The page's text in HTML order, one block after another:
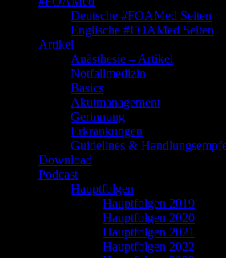
Deutsche #FOAMed Seiten
Englische #FOAMed Seiten
Artikel
Anästhesie – Artikel
Notfallmedizin
Basics
Akutmanagement
Gerinnung
Erkrankungen
Guidelines &
Download
Podcast
Hauptfolgen
Hauptfolgen 2019
Hauptfolgen 2020
Hauptfolgen 2021
Hauptfolgen 2022